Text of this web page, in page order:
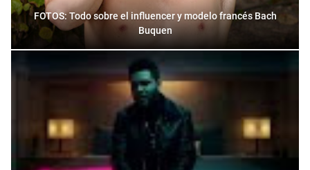
FOTOS: Todo sobre el influencer y modelo francés Bach
Buquen